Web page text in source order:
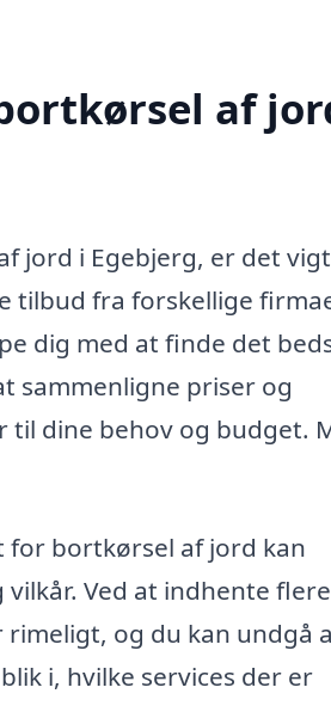
af
jord i Egebjerg, er det
tilbud fra forskellige
dig med at finde det
sammenligne priser og
dine behov og budget.
for bortkørsel af jord kan
Ved at indhente flere
og du kan undgå
i, hvilke services der er